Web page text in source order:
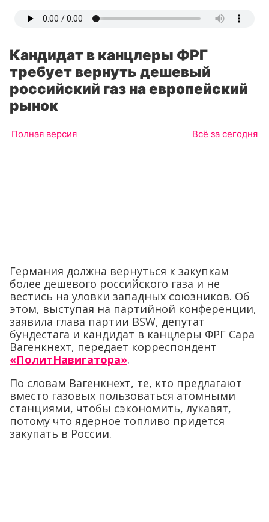
Кандидат в канцлеры ФРГ
требует вернуть дешевый
российский газ на европейский
рынок
Полная версия Всё за сегодня
Германия должна вернуться к закупкам
более дешевого российского газа и не
вестись на уловки западных союзников. Об
этом, выступая на партийной конференции,
заявила глава партии ВSW, депутат
бундестага и кандидат в канцлеры ФРГ Сара
Вагенкнехт, передает корреспондент
«ПолитНавигатора».
По словам Вагенкнехт, те, кто предлагают
вместо газовых пользоваться атомными
станциями, чтобы сэкономить, лукавят,
потому что ядерное топливо придется
закупать в России.